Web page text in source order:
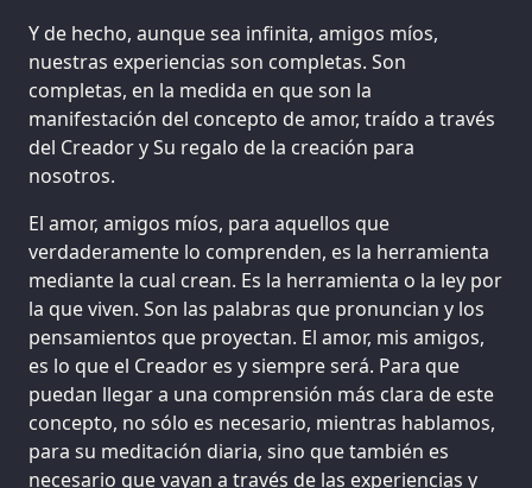
Y de hecho, aunque sea infinita, amigos míos,
nuestras experiencias son completas. Son
completas, en la medida en que son la
manifestación del concepto de amor, traído a través
del Creador y Su regalo de la creación para
nosotros.
El amor, amigos míos, para aquellos que
verdaderamente lo comprenden, es la herramienta
mediante la cual crean. Es la herramienta o la ley por
la que viven. Son las palabras que pronuncian y los
pensamientos que proyectan. El amor, mis amigos,
es lo que el Creador es y siempre será. Para que
puedan llegar a una comprensión más clara de este
concepto, no sólo es necesario, mientras hablamos,
para su meditación diaria, sino que también es
necesario que vayan a través de las experiencias y